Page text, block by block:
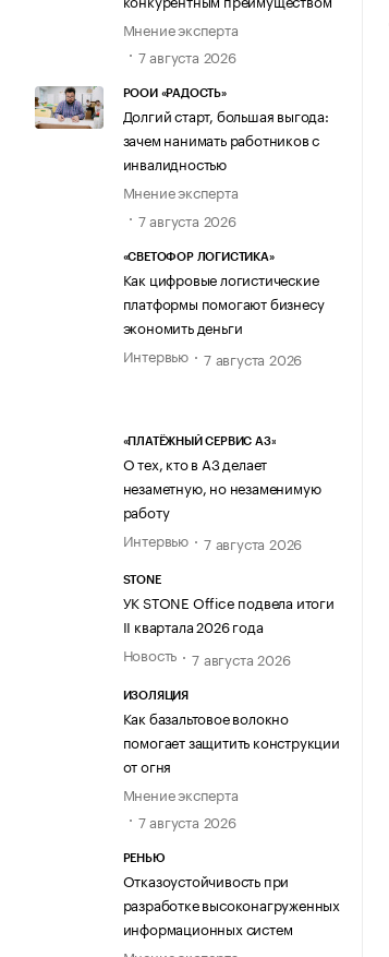
Мнение эксперта
7 августа 2026
РООИ «РАДОСТЬ»
Долгий старт, большая выгода:
зачем нанимать работников с
инвалидностью
Мнение эксперта
7 августа 2026
«СВЕТОФОР ЛОГИСТИКА»
Как цифровые логистические
платформы помогают бизнесу
экономить деньги
Интервью
7 августа 2026
«ПЛАТЁЖНЫЙ СЕРВИС А3»
О тех, кто в А3 делает
незаметную, но незаменимую
работу
Интервью
7 августа 2026
STONE
УК STONE Office подвела итоги
II квартала 2026 года
Новость
7 августа 2026
ИЗОЛЯЦИЯ
Как базальтовое волокно
помогает защитить конструкции
от огня
Мнение эксперта
7 августа 2026
РЕНЬЮ
Отказоустойчивость при
разработке высоконагруженных
информационных систем